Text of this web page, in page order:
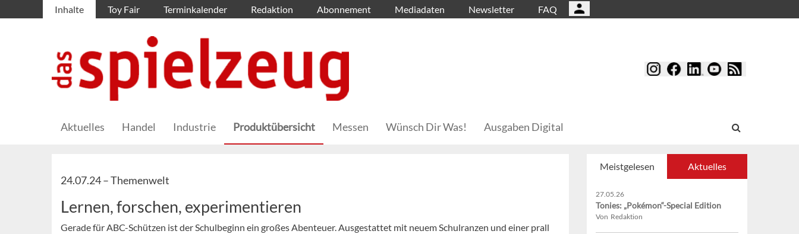
Inhalte Toy Fair Terminkalender Redaktion Abonnement Mediadaten Newsletter FAQ
Aktuelles Handel Industrie Produktübersicht Messen Wünsch Dir Was! Ausgaben Digital
24.07.24 –Themenwelt
Lernen, forschen, experimentieren
Gerade für ABC-Schützen ist der Schulbeginn ein großes Abenteuer. Ausgestattet mit neuem Schulranzen und einer prall
Meistgelesen Aktuelles
27.05.26
Tonies: „Pokémon“-Special Edition
Von Redaktion